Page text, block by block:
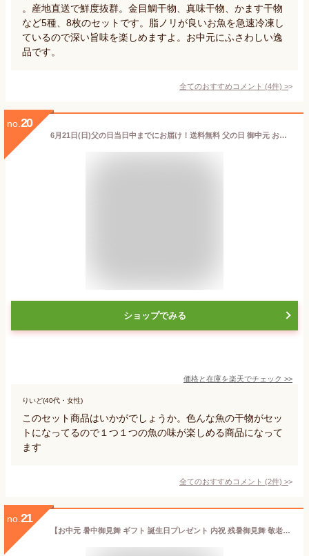
。産地直送で鮮度抜群。金目鯛干物、真味干物、かます干物
など5種、8枚のセットです。脂ノリが良いお魚を急速冷凍し
ているので深い旨味を楽しめますよ。お中元にふさわしい逸
品です。
全てのおすすめコメント (4件) >
no. 20
6月21日(日)父の日当日中までにお届け！送料無料 父の日 御中元 お誕生日 ギフト プレゼント のどぐろ 連子鯛 かれい アジ 沖キス さば ゆめかさご 7種類 山陰 島根県産 国産 干物 一夜干 セット詰合せ ノドグロ 祝い鯛 入り 内祝 御祝 御礼 贈答 お取り寄せ グルメ ギフト
ショップでみる
価格と在庫を楽天でチェック >>
りいど(40代・女性)
このセット商品はいかがでしょうか。色んな魚の干物がセッ
トになってるので１つ１つの魚の味が楽しめる商品になって
ます
全てのおすすめコメント (2件) >
no. 21
【お中元 暑中御見舞 ギフト 誕生日プレゼント 内祝 残暑御見舞 敬老の日】≪贈り物に≫★12種12品メガ盛り干物セット★沼津直送12点 北海道産 ホッケ他12品詰め合わせ！【ポイント3倍】送料無料 大サバ醤油